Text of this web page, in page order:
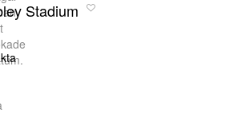
Stadium